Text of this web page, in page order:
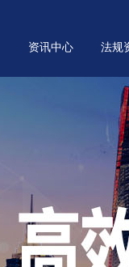
资讯中心 法规